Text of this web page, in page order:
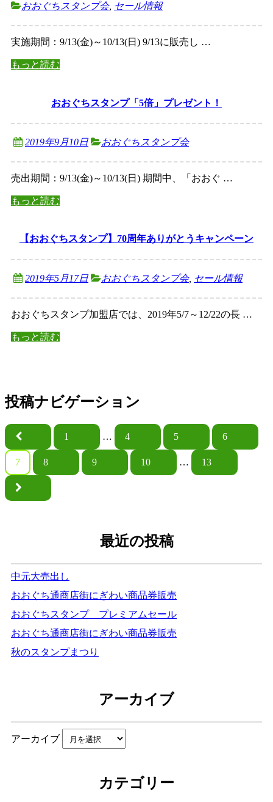
おおぐちスタンプ会, セール情報
実施期間：9/13(金)～10/13(日) 9/13に販売し …
もっと読む
おおぐちスタンプ「5倍」プレゼント！
2019年9月10日 おおぐちスタンプ会
売出期間：9/13(金)～10/13(日) 期間中、「おおぐ …
もっと読む
【おおぐちスタンプ】70周年ありがとうキャンペーン
2019年5月17日 おおぐちスタンプ会, セール情報
おおぐちスタンプ加盟店では、2019年5/7～12/22の長 …
もっと読む
投稿ナビゲーション
1 … 4 5 6
7 8 9 10 … 13
最近の投稿
中元大売出し
おおぐち通商店街にぎわい商品券販売
おおぐちスタンプ プレミアムセール
おおぐち通商店街にぎわい商品券販売
秋のスタンプまつり
アーカイブ
アーカイブ
カテゴリー